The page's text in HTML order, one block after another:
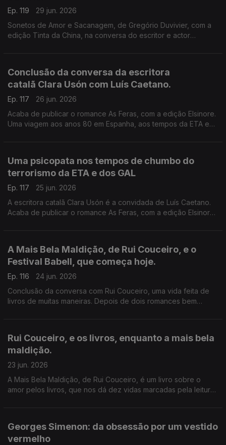
Ep. 119
29 jun. 2026
Sonetos de Amor e Sacanagem, de Gregório Duvivier, com a
edição Tinta da China, na conversa do escritor e actor
Conclusão da conversa da escritora
catalã Clara Usón com Luís Caetano.
Ep. 117
26 jun. 2026
Acaba de publicar o romance As Feras, com a edição Elsinore.
Uma viagem aos anos 80 em Espanha, aos tempos da ETA e
Uma psicopata nos tempos de chumbo do
terrorismo da ETA e dos GAL
Ep. 117
25 jun. 2026
A escritora catalã Clara Usón é a convidada de Luís Caetano.
Acaba de publicar o romance As Feras, com a edição Elsinore.
A Mais Bela Maldição, de Rui Couceiro, e o
Festival Babell, que começa hoje.
Ep. 116
24 jun. 2026
Conclusão da conversa com Rui Couceiro, uma vida feita de
livros de muitas maneiras. Depois de dois romances bem
país. Começa hoje, no Porto.
Rui Couceiro, e os livros, enquanto a mais bela
maldição.
23 jun. 2026
A Mais Bela Maldição, de Rui Couceiro, é um livro sobre o
amor pelos livros, que nos dá dez vidas marcadas pela leitura
Caetano, fala-se também do Festival Babell, que começa esta
quarta-feita no Porto, o maior investimento de sempre no
Georges Simenon: da obsessão por um vestido
vermelho